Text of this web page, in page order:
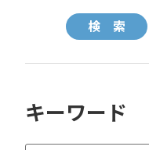
キーワード